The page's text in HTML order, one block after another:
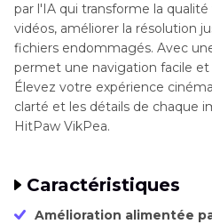
par l'IA qui transforme la
vidéos, améliorer la résolution
fichiers endommagés. Avec
permet une navigation facile et
Élevez votre expérience
clarté et les détails de chaque
HitPaw VikPea.
Caractéristiques
Amélioration alimentée